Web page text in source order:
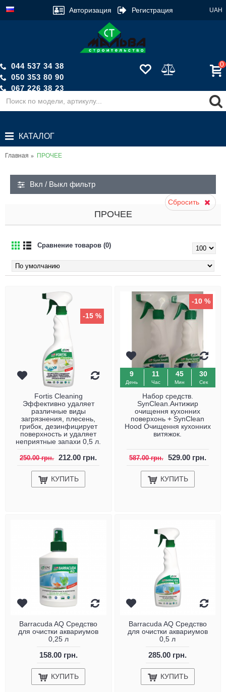
UAH
Авторизация Регистрация
044 537 34 38
050 353 80 90
067 226 38 23
Обратный звонок
0
КАТАЛОГ
Главная ПРОЧЕЕ
Вкл / Выкл фильтр
Сбросить
ПРОЧЕЕ
Сравнение товаров (0)
-15 %
Fortis Cleaning
Эффективно удаляет
различные виды
загрязнения, плесень,
грибок, дезинфицирует
поверхность и удаляет
неприятные запахи 0,5 л.
250.00 грн. 212.00 грн.
КУПИТЬ
-10 %
9
День
11
Час
45
Мин
29
Сек
Набор средств.
SynClean.Антижир
очищення кухонних
поверхонь + SynClean
Hood Очищення кухонних
витяжок.
587.00 грн. 529.00 грн.
КУПИТЬ
Barracuda AQ Средство
для очистки аквариумов
0,25 л
158.00 грн.
КУПИТЬ
Barracuda AQ Средство
для очистки аквариумов
0,5 л
285.00 грн.
КУПИТЬ